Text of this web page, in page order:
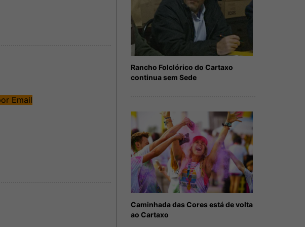
Rancho Folclórico do Cartaxo
continua sem Sede
Caminhada das Cores está de volta
ao Cartaxo